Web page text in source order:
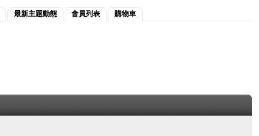
最新主題動態 會員列表 購物車